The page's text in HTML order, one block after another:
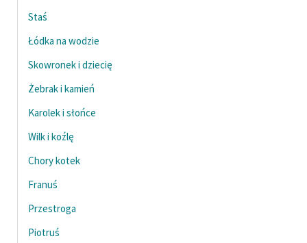
wrażliwych
Staś
Łódka na wodzie
Skowronek i dziecię
Żebrak i kamień
Karolek i słońce
Wilk i koźlę
Chory kotek
Franuś
Przestroga
Piotruś